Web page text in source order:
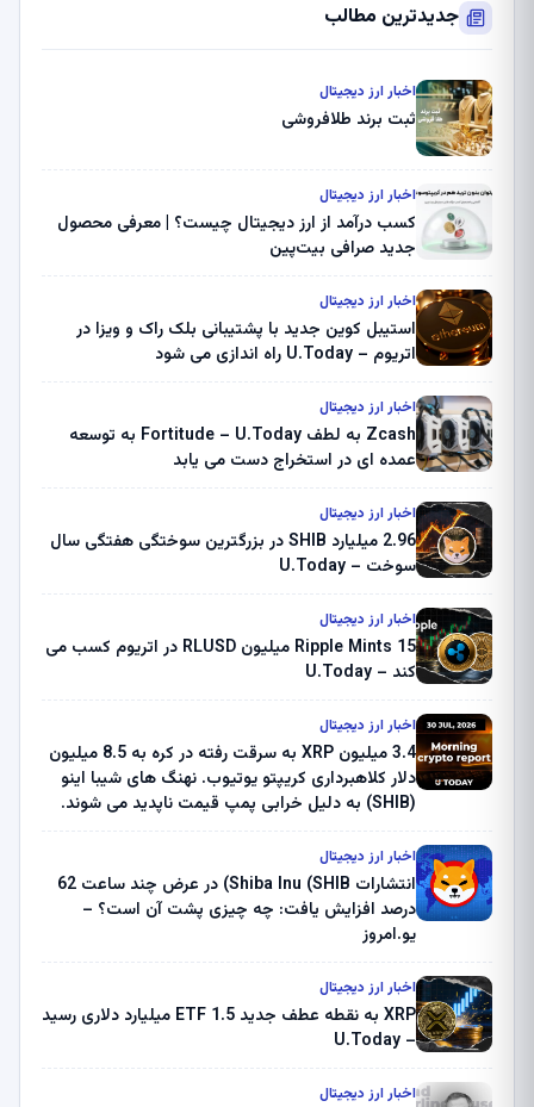
جدیدترین مطالب
اخبار ارز دیجیتال
ثبت برند طلافروشی
اخبار ارز دیجیتال
کسب درآمد از ارز دیجیتال چیست؟ | معرفی محصول
جدید صرافی بیت‌پین
اخبار ارز دیجیتال
استیبل کوین جدید با پشتیبانی بلک راک و ویزا در
اتریوم – U.Today راه اندازی می شود
اخبار ارز دیجیتال
Zcash به لطف Fortitude – U.Today به توسعه
عمده ای در استخراج دست می یابد
اخبار ارز دیجیتال
2.96 میلیارد SHIB در بزرگترین سوختگی هفتگی سال
سوخت – U.Today
اخبار ارز دیجیتال
Ripple Mints 15 میلیون RLUSD در اتریوم کسب می
کند – U.Today
اخبار ارز دیجیتال
3.4 میلیون XRP به سرقت رفته در کره به 8.5 میلیون
دلار کلاهبرداری کریپتو یوتیوب. نهنگ های شیبا اینو
(SHIB) به دلیل خرابی پمپ قیمت ناپدید می شوند.
ثبت کرد – گزارش کریپتو صبح – U.Today
اخبار ارز دیجیتال
انتشارات Shiba Inu (SHIB) در عرض چند ساعت 62
درصد افزایش یافت: چه چیزی پشت آن است؟ –
یو.امروز
اخبار ارز دیجیتال
XRP به نقطه عطف جدید ETF 1.5 میلیارد دلاری رسید
– U.Today
اخبار ارز دیجیتال